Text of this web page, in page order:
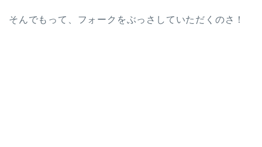
そんでもって、フォークをぶっさしていただくのさ！